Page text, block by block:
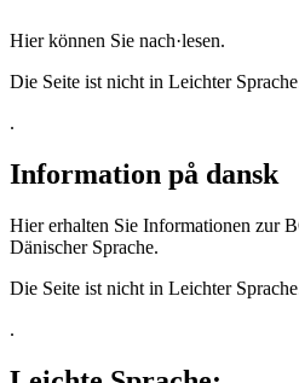
Hier können Sie nach·lesen.
Die Seite ist nicht in Leichter
.
Information på dansk
Hier erhalten Sie Informationen zur
Dänischer Sprache.
Die Seite ist nicht in Leichter
.